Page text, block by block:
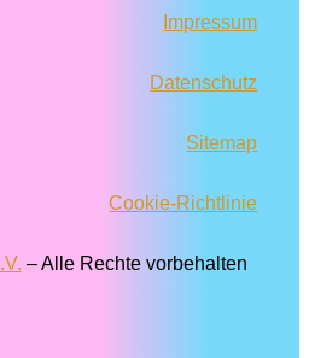
Impressum
Datenschutz
Sitemap
Cookie-Richtlinie
– Alle Rechte vorbehalten